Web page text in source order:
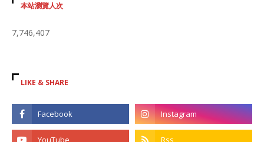
本站瀏覽人次
7,746,407
LIKE & SHARE